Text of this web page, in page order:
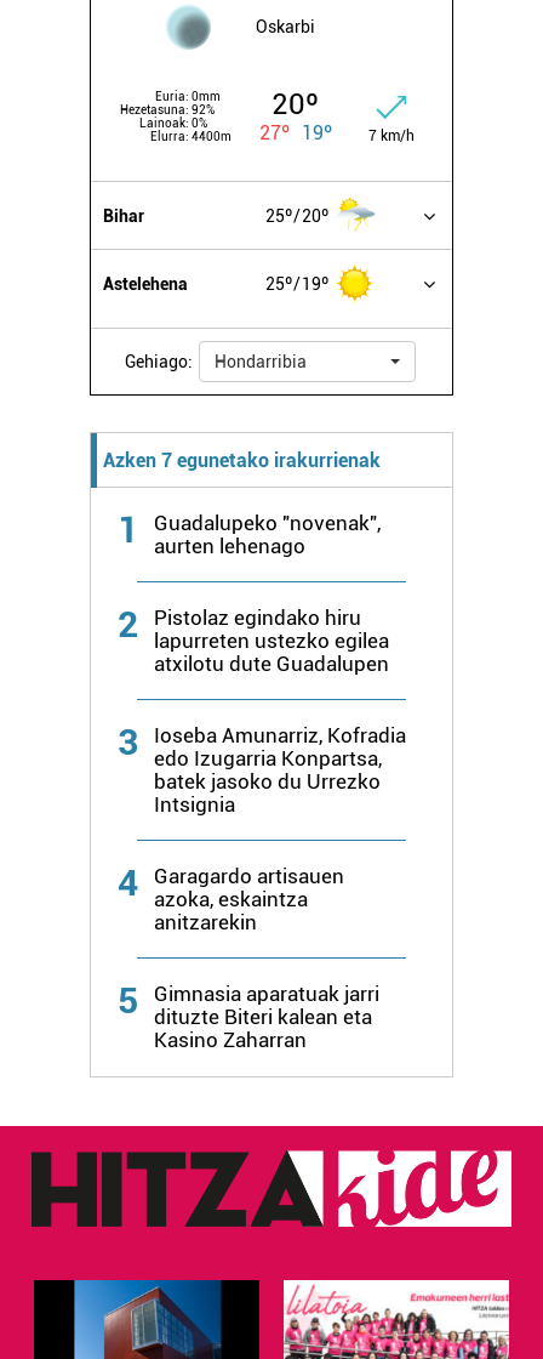
Oskarbi
Euria: 0mm
Hezetasuna: 92%
Lainoak: 0%
Elurra: 4400m
20º
27º 19º 7 km/h
Bihar 25º 20º
Astelehena 25º 19º
Gehiago: Hondarribia
Azken 7 egunetako irakurrienak
1
Guadalupeko "novenak",
aurten lehenago
2
Pistolaz egindako hiru
lapurreten ustezko egilea
atxilotu dute Guadalupen
3
Ioseba Amunarriz, Kofradia
edo Izugarria Konpartsa,
batek jasoko du Urrezko
Intsignia
4
Garagardo artisauen
azoka, eskaintza
anitzarekin
5
Gimnasia aparatuak jarri
dituzte Biteri kalean eta
Kasino Zaharran